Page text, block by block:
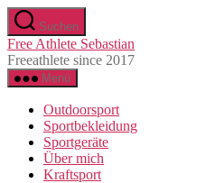
Direkt
zum
Inhalt
wechseln
Suchen
Free Athlete Sebastian
Freeathlete since 2017
Menü
Outdoorsport
Sportbekleidung
Sportgeräte
Über mich
Kraftsport